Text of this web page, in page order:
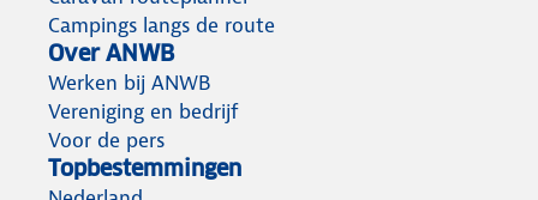
Campings langs de route
Over ANWB
Werken bij ANWB
Vereniging en bedrijf
Voor de pers
Topbestemmingen